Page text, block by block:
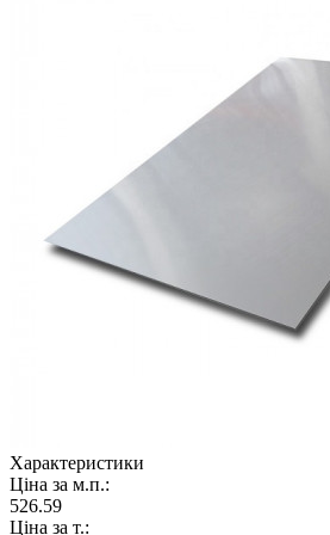
Характеристики
Ціна за м.п.:
526.59
Ціна за т.: